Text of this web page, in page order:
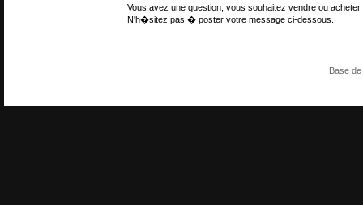
Vous avez une question, vous souhaitez vendre ou
N'h�sitez pas � poster votre message ci-dessous.
Base